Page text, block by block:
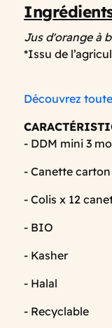
Jus d'orange à
*Issu de
Découvrez
- DDM mini 3
- Canette carton
- Colis x 12
- BIO
- Kasher
- Halal
- Recyclable